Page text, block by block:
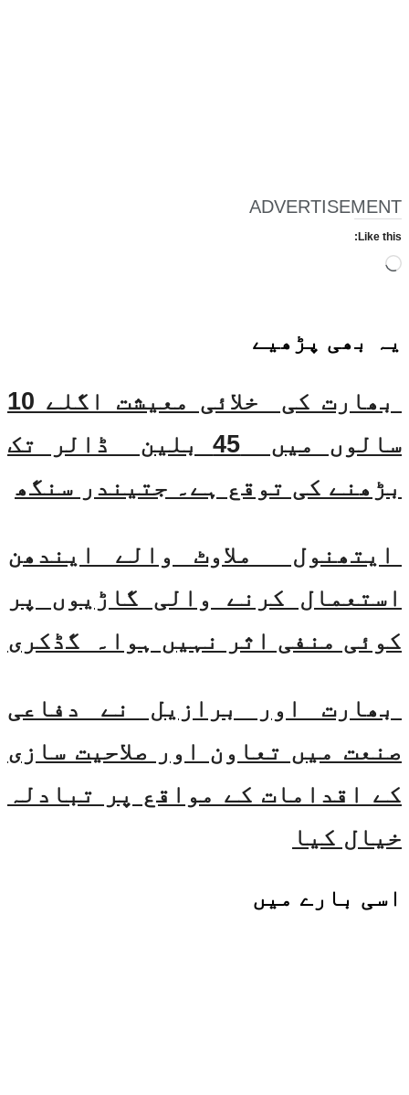
ADVERTISEMENT
Like this:
Loading…
یہ بھی پڑھیے
بھارت کی خلائی معیشت اگلے 10
سالوں میں 45 بلین ڈالر تک
بڑھنے کی توقع ہے۔ جتیندر سنگھ
ایتھنول ملاوٹ والے ایندھن
استعمال کرنے والی گاڑیوں پر
کوئی منفی اثر نہیں ہوا۔ گڈکری
بھارت اور برازیل نے دفاعی
صنعت میں تعاون اور صلاحیت سازی
کے اقدامات کے مواقع پر تبادلہ
خیال کیا
اسی بارے میں